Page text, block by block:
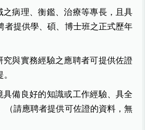
之病理、衡鑑、治療等專長，且具
者提供學、碩、博士班之正式歷年
究與實務經驗之應聘者可提供佐證
具備良好的知識或工作經驗、具全
（請應聘者提供可佐證的資料，無